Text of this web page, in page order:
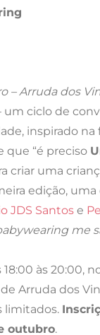
– Arruda dos
um ciclo de
inspirado na
que “é preciso
criar uma
edição, uma
JDS Santos e
me
18:00 às 20:00,
Arruda dos
limitados.
outubro.